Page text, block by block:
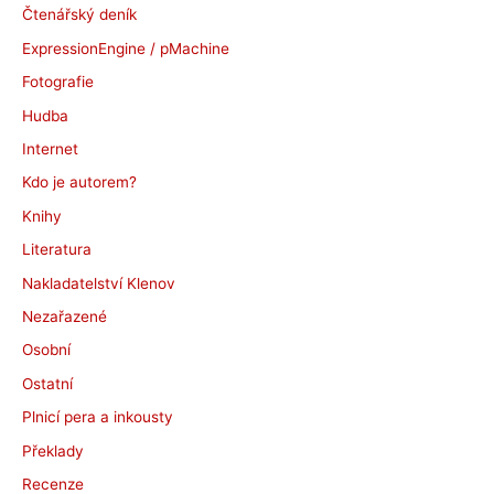
Čtenářský deník
ExpressionEngine / pMachine
Fotografie
Hudba
Internet
Kdo je autorem?
Knihy
Literatura
Nakladatelství Klenov
Nezařazené
Osobní
Ostatní
Plnicí pera a inkousty
Překlady
Recenze